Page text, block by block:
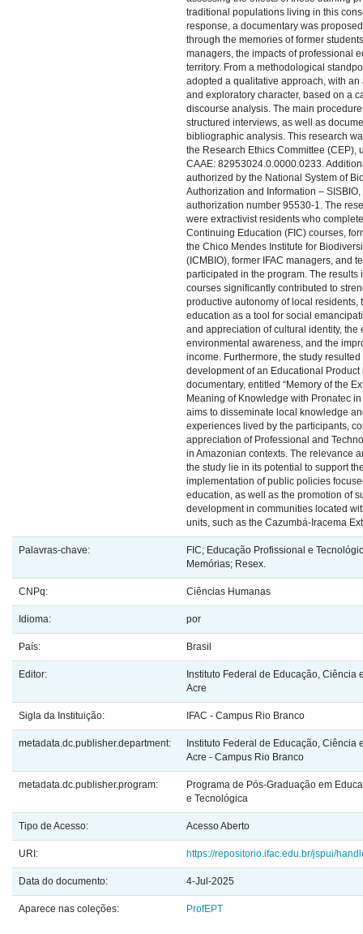
traditional populations living in this
response, a documentary was
through the memories of former
managers, the impacts of professional
territory. From a methodological
adopted a qualitative approach, with
and exploratory character, based on a
discourse analysis. The main
structured interviews, as well as
bibliographic analysis. This research
the Research Ethics Committee (CEP),
CAAE: 82953024.0.0000.0233.
authorized by the National System of
Authorization and Information –
authorization number 95530-1. The
were extractivist residents who
Continuing Education (FIC) courses,
the Chico Mendes Institute for
(ICMBIO), former IFAC managers, and
participated in the program. The results
courses significantly contributed to
productive autonomy of local residents,
education as a tool for social
and appreciation of cultural identity, the
environmental awareness, and the
income. Furthermore, the study resulted
development of an Educational Product
documentary, entitled “Memory of the
Meaning of Knowledge with Pronatec in
aims to disseminate local knowledge
experiences lived by the participants,
appreciation of Professional and
in Amazonian contexts. The relevance
the study lie in its potential to support
implementation of public policies
education, as well as the promotion of
development in communities located
units, such as the Cazumbá-Iracema
Palavras-chave:
FIC; Educação Profissional e
Memórias; Resex.
CNPq: Ciências Humanas
Idioma: por
País: Brasil
Editor:
Instituto Federal de Educação, Ciência
Acre
Sigla da Instituição: IFAC - Campus Rio Branco
metadata.dc.publisher.department:
Instituto Federal de Educação, Ciência
Acre - Campus Rio Branco
metadata.dc.publisher.program:
Programa de Pós-Graduação em
e Tecnológica
Tipo de Acesso: Acesso Aberto
URI: https://repositorio.ifac.edu.br/jspui/
Data do documento: 4-Jul-2025
Aparece nas coleções: ProfEPT